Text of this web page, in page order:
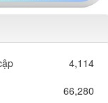
4,114
66,280